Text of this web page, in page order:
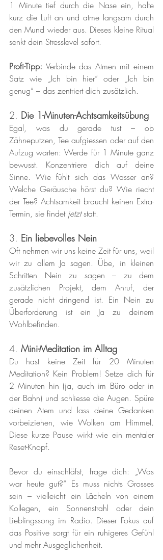
1 Minute tief durch die Nase ein, halte
kurz die Luft an und atme langsam durch
den Mund wieder aus. Dieses kleine Ritual
senkt dein Stresslevel sofort.
Profi-Tipp: Verbinde das Atmen mit einem
Satz wie „Ich bin hier“ oder „Ich bin
genug“ – das zentriert dich zusätzlich.
2. Die 1-Minuten-Achtsamkeitsübung
Egal, was du gerade tust – ob
Zähneputzen, Tee aufgiessen oder auf den
Aufzug warten: Werde für 1 Minute ganz
bewusst. Konzentriere dich auf deine
Sinne. Wie fühlt sich das Wasser an?
Welche Geräusche hörst du? Wie riecht
der Tee? Achtsamkeit braucht keinen Extra-
Termin, sie findet jetzt statt.
3. Ein liebevolles Nein
Oft nehmen wir uns keine Zeit für uns, weil
wir zu allem Ja sagen. Übe, in kleinen
Schritten Nein zu sagen – zu dem
zusätzlichen Projekt, dem Anruf, der
gerade nicht dringend ist. Ein Nein zu
Überforderung ist ein Ja zu deinem
Wohlbefinden.
4. Mini-Meditation im Alltag
Du hast keine Zeit für 20 Minuten
Meditation? Kein Problem! Setze dich für
2 Minuten hin (ja, auch im Büro oder in
der Bahn) und schliesse die Augen. Spüre
deinen Atem und lass deine Gedanken
vorbeiziehen, wie Wolken am Himmel.
Diese kurze Pause wirkt wie ein mentaler
Reset-Knopf.
Bevor du einschläfst, frage dich: „Was
war heute gut?“ Es muss nichts Grosses
sein – vielleicht ein Lächeln von einem
Kollegen, ein Sonnenstrahl oder dein
Lieblingssong im Radio. Dieser Fokus auf
das Positive sorgt für ein ruhigeres Gefühl
und mehr Ausgeglichenheit.